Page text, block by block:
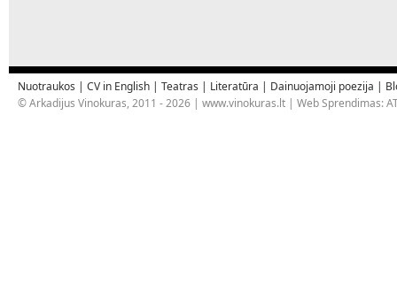
Nuotraukos | CV in English | Teatras | Literatūra | Dainuojamoji poezija |
© Arkadijus Vinokuras, 2011 - 2026 | www.vinokuras.lt | Web Sprendimas: